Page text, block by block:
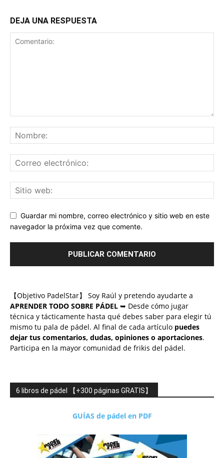
DEJA UNA RESPUESTA
Guardar mi nombre, correo electrónico y sitio web en este
navegador la próxima vez que comente.
【Objetivo PadelStar】 Soy Raúl y pretendo ayudarte a
APRENDER TODO SOBRE PÁDEL ➥ Desde cómo jugar
técnica y tácticamente hasta qué debes saber para elegir tú
mismo tu pala de pádel. Al final de cada artículo puedes
dejar tus comentarios, dudas, opiniones o aportaciones.
Participa en la mayor comunidad de frikis del pádel.
6 libros de pádel 【+300 páginas GRATIS】
GUÍAS de pádel en PDF